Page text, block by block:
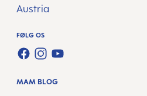
Austria
FØLG OS
FACEBOOK
INSTAGRAM
YOUTUBE
MAM BLOG